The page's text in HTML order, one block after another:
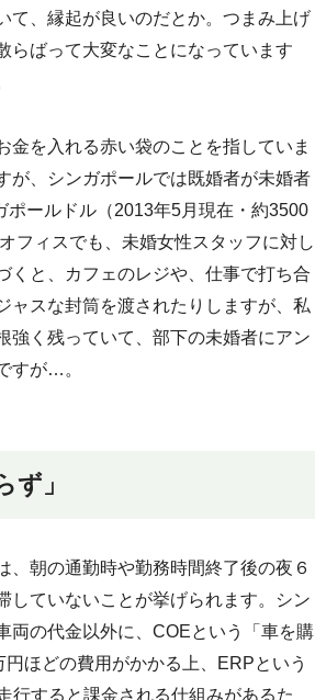
て、縁起が良いのだとか。つまみ上げ
らばって大変なことになっています
金を入れる赤い袋のことを指していま
が、シンガポールでは既婚者が未婚者
ールドル（2013年5月現在・約3500
フィスでも、未婚女性スタッフに対し
くと、カフェのレジや、仕事で打ち合
ャスな封筒を渡されたりしますが、私
強く残っていて、部下の未婚者にアン
すが…。
ず」
、朝の通勤時や勤務時間終了後の夜６
していないことが挙げられます。シン
両の代金以外に、COEという「車を購
ほどの費用がかかる上、ERPという
行すると課金される仕組みがあるた